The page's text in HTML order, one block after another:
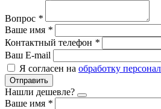
Вопрос *
Ваше имя *
Контактный телефон *
Ваш E-mail
Я согласен на обработку
Отправить
Нашли дешевле?
Ваше имя *